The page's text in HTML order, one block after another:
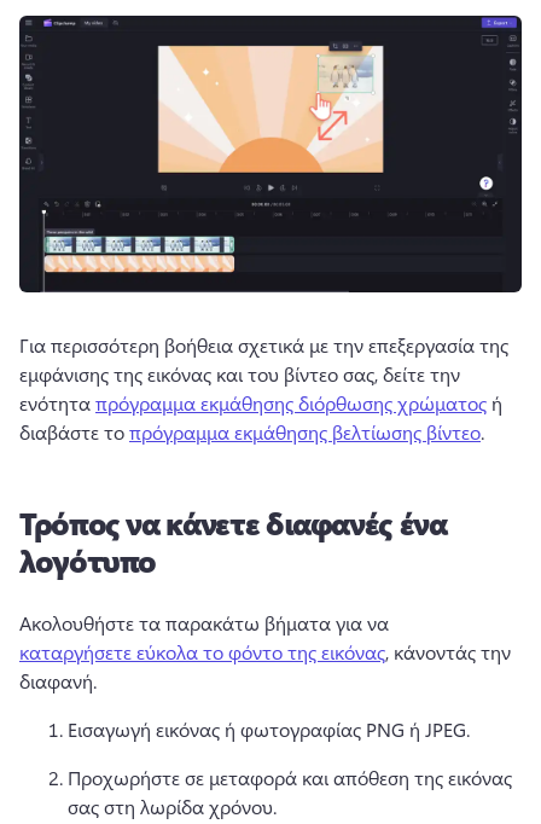
Για περισσότερη βοήθεια σχετικά με την επεξεργασία της
εμφάνισης της εικόνας και του βίντεο σας, δείτε την
ενότητα πρόγραμμα εκμάθησης διόρθωσης χρώματος ή
διαβάστε το πρόγραμμα εκμάθησης βελτίωσης βίντεο.
Τρόπος να κάνετε διαφανές ένα
λογότυπο
Ακολουθήστε τα παρακάτω βήματα για να
καταργήσετε εύκολα το φόντο της εικόνας, κάνοντάς την
διαφανή.
Εισαγωγή εικόνας ή φωτογραφίας PNG ή JPEG.
Προχωρήστε σε μεταφορά και απόθεση της εικόνας
σας στη λωρίδα χρόνου.